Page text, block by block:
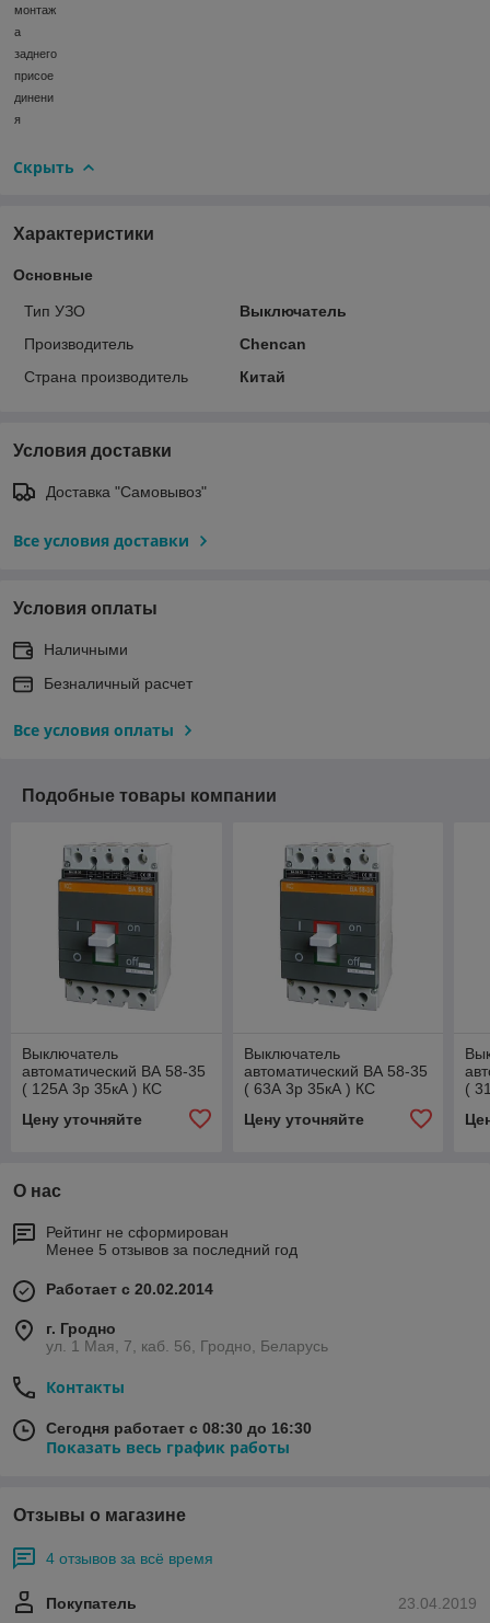
монтаж
а
заднего
присое
динени
я
Скрыть
Характеристики
Основные
Тип УЗО
Выключатель
Производитель
Chencan
Страна производитель
Китай
Условия доставки
Доставка "Самовывоз"
Все условия доставки
Условия оплаты
Наличными
Безналичный расчет
Все условия оплаты
Подобные товары компании
Выключатель
автоматический ВА 58-35
( 125А 3р 35кА ) КС
Цену уточняйте
Выключатель
автоматический ВА 58-35
( 63А 3р 35кА ) КС
Цену уточняйте
(
О нас
Рейтинг не сформирован
Менее 5 отзывов за последний год
Работает с 20.02.2014
г. Гродно
ул. 1 Мая, 7, каб. 56, Гродно, Беларусь
Контакты
Сегодня работает с 08:30 до 16:30
Показать весь график работы
Отзывы о магазине
4 отзывов за всё время
23.04.2019
Покупатель